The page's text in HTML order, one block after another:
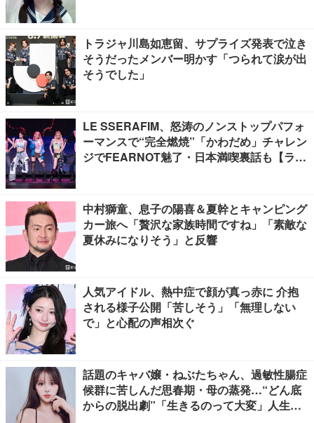
トラジャ川島如恵留、サプライズ発表で泣き
そうだったメンバー明かす「つられて涙が出
そうでした」
LE SSERAFIM、怒涛のノンストップパフォ
ーマンスで“完全燃焼”「かわだめ」チャレン
ジでFEARNOT魅了・日本満喫裏話も【ライ
中村獅童、息子の陽喜＆夏幹とキャンピング
カー旅へ「贅沢な家族時間ですね」「素敵な
夏休みになりそう」と反響
人気アイドル、熱中症で顔が真っ赤に 介抱
される様子公開「苦しそう」「無理しない
で」と心配の声相次ぐ
話題のキャバ嬢・ねぶたちゃん、過敏性腸症
候群に苦しんだ思春期・母の蒸発…“どん底
からの脱出劇”「生きるのって大変」人生変